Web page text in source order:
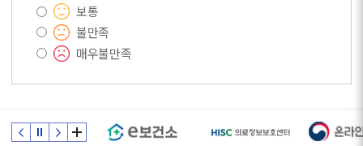
보통
불만족
매우불만족